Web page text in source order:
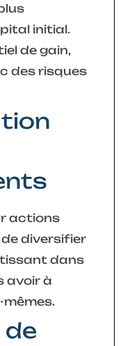
initial.
de gain,
des risques
actions
diversifier
dans
avoir à
de